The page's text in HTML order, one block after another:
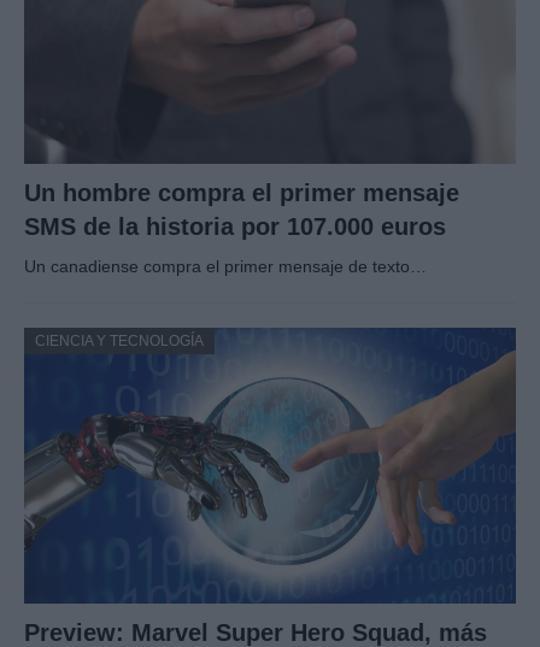
Un hombre compra el primer mensaje
SMS de la historia por 107.000 euros
Un canadiense compra el primer mensaje de texto…
CIENCIA Y TECNOLOGÍA
Preview: Marvel Super Hero Squad, más